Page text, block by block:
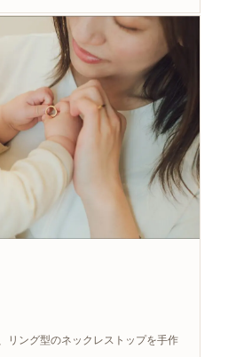
リング型のネックレストップを手作